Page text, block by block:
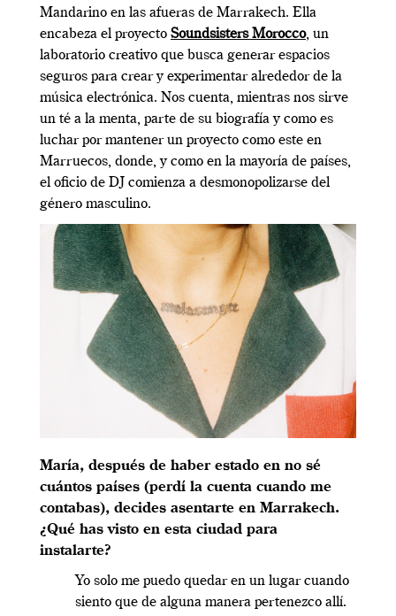
Mandarino en las afueras de Marrakech. Ella
encabeza el proyecto Soundsisters Morocco, un
laboratorio creativo que busca generar espacios
seguros para crear y experimentar alrededor de la
música electrónica. Nos cuenta, mientras nos sirve
un té a la menta, parte de su biografía y como es
luchar por mantener un proyecto como este en
Marruecos, donde, y como en la mayoría de países,
el oficio de DJ comienza a desmonopolizarse del
género masculino.
María, después de haber estado en no sé
cuántos países (perdí la cuenta cuando me
contabas), decides asentarte en Marrakech.
¿Qué has visto en esta ciudad para
instalarte?
Yo solo me puedo quedar en un lugar cuando
siento que de alguna manera pertenezco allí.